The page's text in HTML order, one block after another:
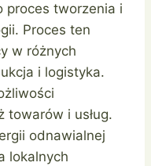
proces tworzenia i
Proces ten
w różnych
i logistyka.
towarów i usług.
odnawialnej
lokalnych